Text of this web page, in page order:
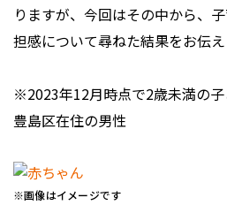
りますが、今回はその中から、
担感について尋ねた結果をお伝え
※2023年12月時点で2歳未満の
豊島区在住の男性
※画像はイメージです